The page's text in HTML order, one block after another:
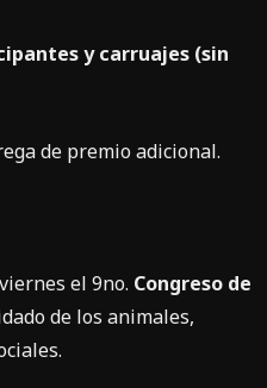
y carruajes (sin
de premio adicional.
el 9no. Congreso de
de los animales,